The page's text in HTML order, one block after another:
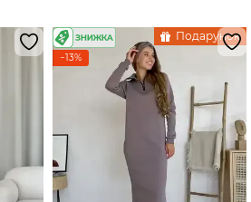
Подарунок
−13%